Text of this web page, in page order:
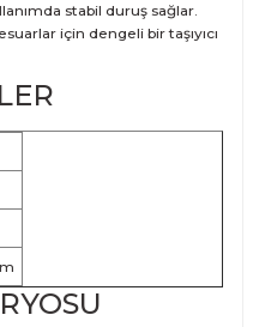
stabil duruş sağlar.
için dengeli bir taşıyıcı